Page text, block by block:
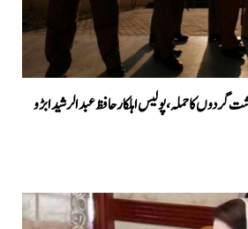
کا حملہ، پولیس اہلکار حافظ عبدالرشید ابڑو